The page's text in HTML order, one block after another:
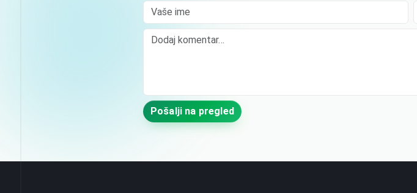
Vaše ime
Comment
Pošalji na pregled